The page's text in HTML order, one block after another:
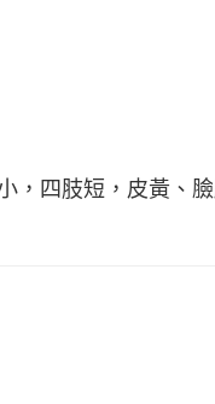
，四肢短，皮黃、